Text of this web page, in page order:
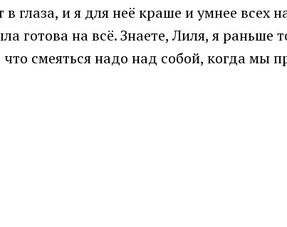
глаза, и я для неё краше и умнее всех
готова на всё. Знаете, Лиля, я
смеяться надо над собой, когда